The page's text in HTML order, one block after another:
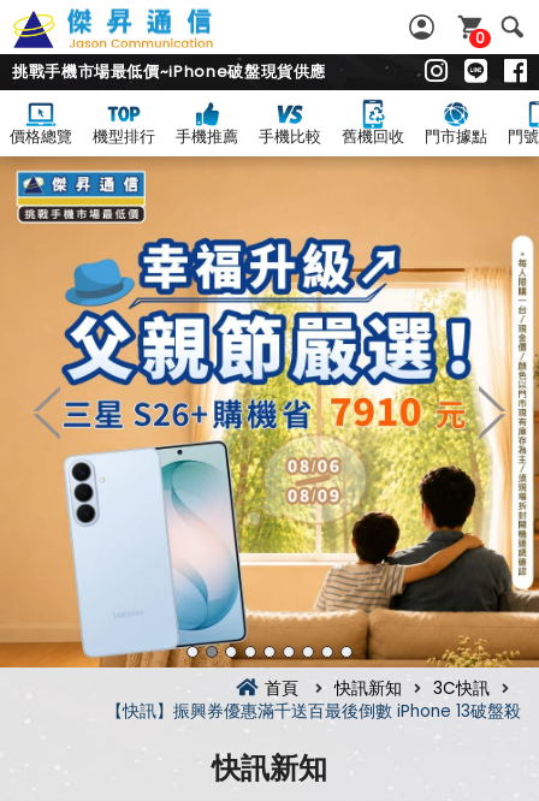
0
挑戰手機市場最低價~iPhone破盤現貨供應
價格總覽 機型排行 手機推薦 手機比較 舊機回收 門市據點 門
首頁 快訊新知
3C快訊
【快訊】振興券優惠滿千送百最後倒數 iPhone 13破盤殺
快訊新知